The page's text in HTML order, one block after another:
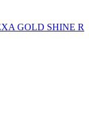
GOLD SHINE R